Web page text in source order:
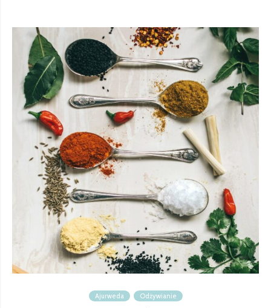
Ajurweda Odżywianie